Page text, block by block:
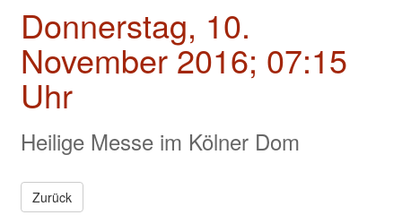
Valentinstage
Impressum
Donnerstag, 10.
November 2016; 07:15
Uhr
Heilige Messe im Kölner Dom
Zurück